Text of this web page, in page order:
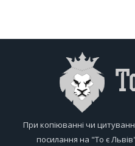
При копіюванні чи
посилання на "То є